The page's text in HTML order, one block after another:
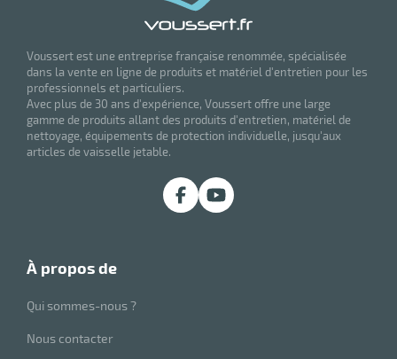
Voussert est une entreprise française renommée, spécialisée
dans la vente en ligne de produits et matériel d'entretien pour les
professionnels et particuliers.
Avec plus de 30 ans d'expérience, Voussert offre une large
gamme de produits allant des produits d'entretien, matériel de
nettoyage, équipements de protection individuelle, jusqu'aux
articles de vaisselle jetable.
à propos de
Qui sommes-nous ?
Nous contacter